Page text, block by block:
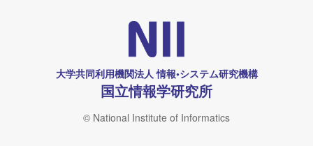
大学共同利用機関法人 情報•システム研究機構
国立情報学研究所
© National Institute of Informatics